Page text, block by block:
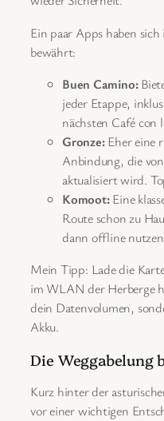
Ein paar Apps haben
bewährt:
Buen Camino:
jeder Etappe,
nächsten Café con
Gronze:Eher eine
Anbindung, die
aktualisiert wird.
Komoot:Eine
Route schon zu
dann offline
Mein Tipp: Lade die
im WLAN der Herberge
dein Datenvolumen,
Akku.
Die Weggabelung
Kurz hinter der
vor einer wichtigen